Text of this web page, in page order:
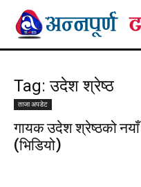
Tag: उदेश श्रेष्ठ
ताजा अपडेट
गायक उदेश श्रेष्ठको नयाँ
(भिडियो)